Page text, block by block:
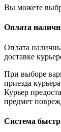
Вы можете
Оплата
Оплата
доставке
При выборе
приезда
Курьер
предмет
Система